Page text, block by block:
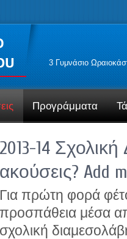
3 Γυμνάσιο
Προγράμματα
2013-14
ακούσεις? Add
Για πρώτη φορά
προσπάθεια μέσα
σχολική